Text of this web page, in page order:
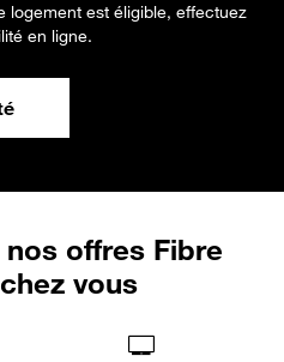
logement est éligible, effectuez
en ligne.
offres Fibre
vous